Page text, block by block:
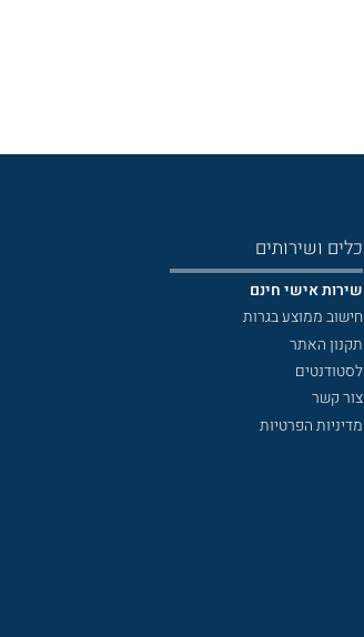
כלים ושירותים
שירות אישי חינם
חישוב ממוצע בגרות
תקנון האתר
לסטודנטים
צור קשר
מדיניות הפרטיות